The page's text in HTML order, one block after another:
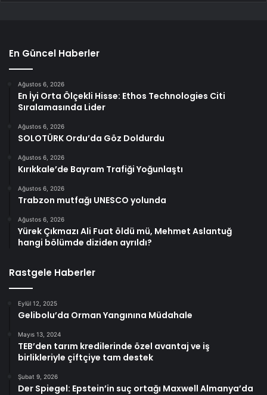
En Güncel Haberler
Ağustos 6, 2026
En İyi Orta Ölçekli Hisse: Ethos Technologies Citi
Sıralamasında Lider
Ağustos 6, 2026
SOLOTÜRK Ordu’da Göz Doldurdu
Ağustos 6, 2026
Kırıkkale’de Bayram Trafiği Yoğunlaştı
Ağustos 6, 2026
Trabzon mutfağı UNESCO yolunda
Ağustos 6, 2026
Yürek Çıkmazı Ali Fuat öldü mü, Mehmet Aslantuğ
hangi bölümde diziden ayrıldı?
Rastgele Haberler
Eylül 12, 2025
Gelibolu’da Orman Yangınına Müdahale
Mayıs 13, 2024
TEB’den tarım kredilerinde özel avantaj ve iş
birlikleriyle çiftçiye tam destek
Şubat 9, 2026
Der Spiegel: Epstein’in suç ortağı Maxwell Almanya’da